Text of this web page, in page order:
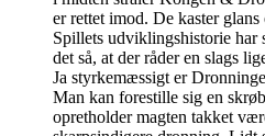
er rettet imod. De kaster
Spillets udviklingshistorie har
det så, at der råder en slags
Ja styrkemæssigt er
Man kan forestille sig en
opretholder magten takket